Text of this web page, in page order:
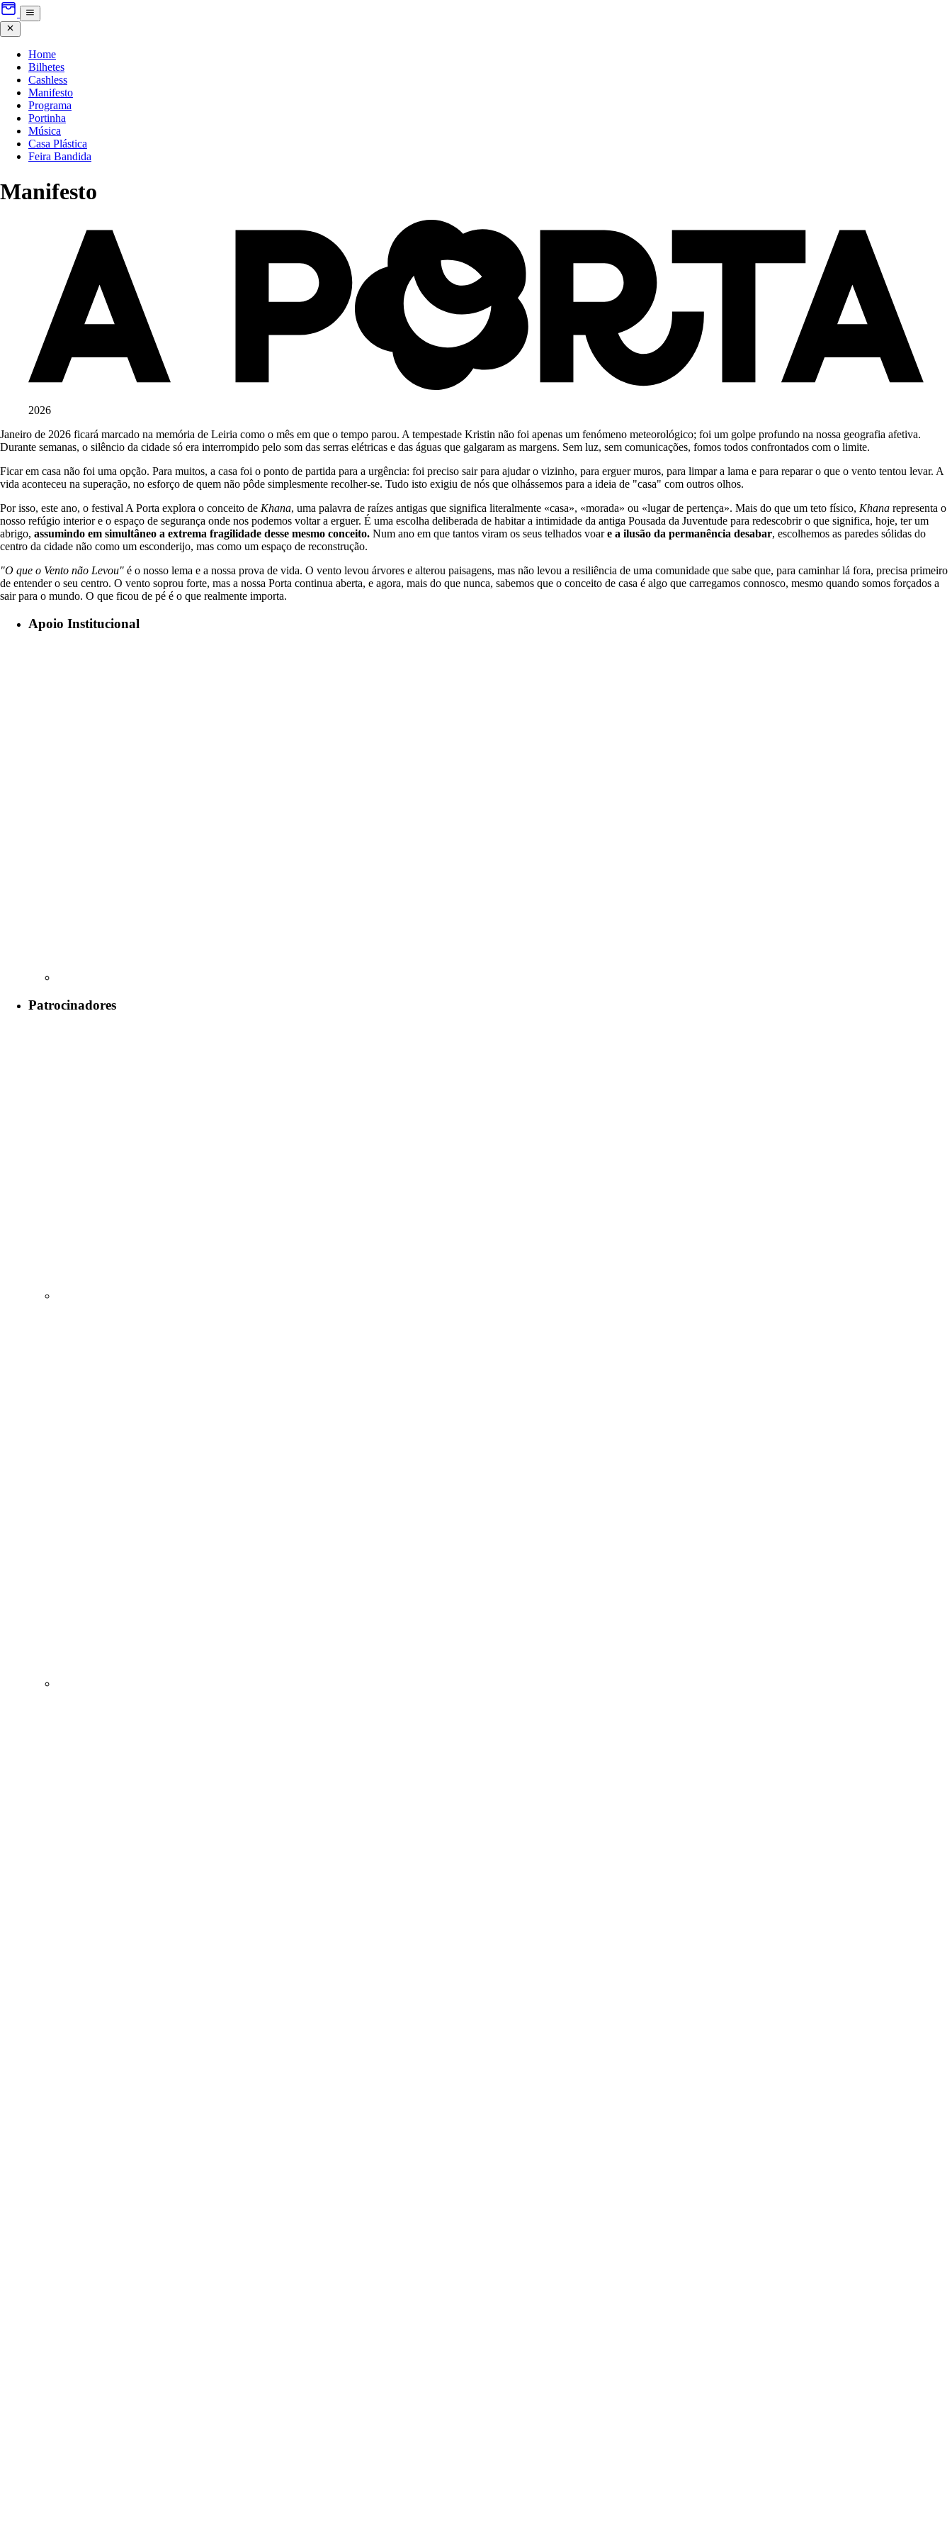
Home
Bilhetes
Cashless
Manifesto
Programa
Portinha
Música
Casa Plástica
Feira Bandida
Manifesto
2026
Janeiro de 2026 ficará marcado na memória de Leiria como o mês em que o tempo parou. A tempestade Kristin não foi apenas um fenómeno meteorológico; foi um golpe profundo na nossa geografia afetiva.
Durante semanas, o silêncio da cidade só era interrompido pelo som das serras elétricas e das águas que galgaram as margens. Sem luz, sem comunicações, fomos todos confrontados com o limite.
Ficar em casa não foi uma opção. Para muitos, a casa foi o ponto de partida para a urgência: foi preciso sair para ajudar o vizinho, para erguer muros, para limpar a lama e para reparar o que o vento tentou levar. A
vida aconteceu na superação, no esforço de quem não pôde simplesmente recolher-se. Tudo isto exigiu de nós que olhássemos para a ideia de "casa" com outros olhos.
Por isso, este ano, o festival A Porta explora o conceito de Khana, uma palavra de raízes antigas que significa literalmente «casa», «morada» ou «lugar de pertença». Mais do que um teto físico, Khana representa o
nosso refúgio interior e o espaço de segurança onde nos podemos voltar a erguer. É uma escolha deliberada de habitar a intimidade da antiga Pousada da Juventude para redescobrir o que significa, hoje, ter um
abrigo, assumindo em simultâneo a extrema fragilidade desse mesmo conceito. Num ano em que tantos viram os seus telhados voare a ilusão da permanência desabar, escolhemos as paredes sólidas do
centro da cidade não como um esconderijo, mas como um espaço de reconstrução.
"O que o Vento não Levou" é o nosso lema e a nossa prova de vida. O vento levou árvores e alterou paisagens, mas não levou a resiliência de uma comunidade que sabe que, para caminhar lá fora, precisa primeiro
de entender o seu centro. O vento soprou forte, mas a nossa Porta continua aberta, e agora, mais do que nunca, sabemos que o conceito de casa é algo que carregamos connosco, mesmo quando somos forçados a
sair para o mundo. O que ficou de pé é o que realmente importa.
Apoio Institucional
Patrocinadores